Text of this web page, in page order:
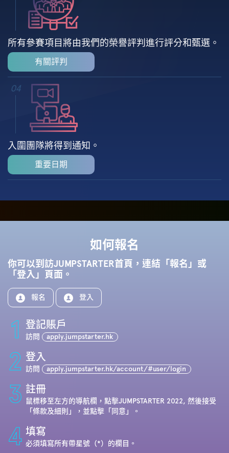
所有參賽項目將由我們的榮譽評判進行評分和甄選。
有關評判
04
入圍團隊將得到通知。
重要日期
如何報名
你可以到訪JUMPSTARTER首頁，連結「報名」或
「登入」頁面。
報名 登入
1 登記賬戶
訪問 apply.jumpstarter.hk
2 登入
訪問 apply.jumpstarter.hk/account/#user/login
3 註冊
鼠標移至左方的導航欄，點擊JUMPSTARTER 2022, 然後接受
「條款及細則」，並點擊「同意」。
4 填寫
必須填寫所有帶星號（*）的欄目。